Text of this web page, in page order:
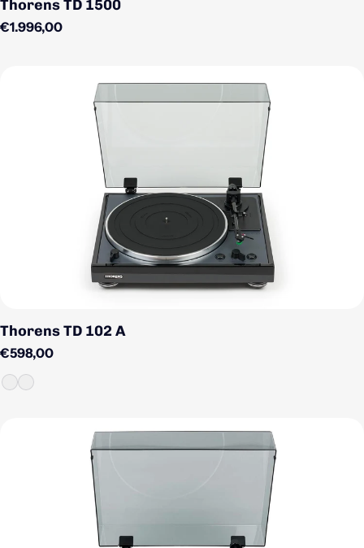
Thorens TD 1500
Regulärer Preis
€1.996,00
Thorens TD 102 A
Regulärer Preis
€598,00